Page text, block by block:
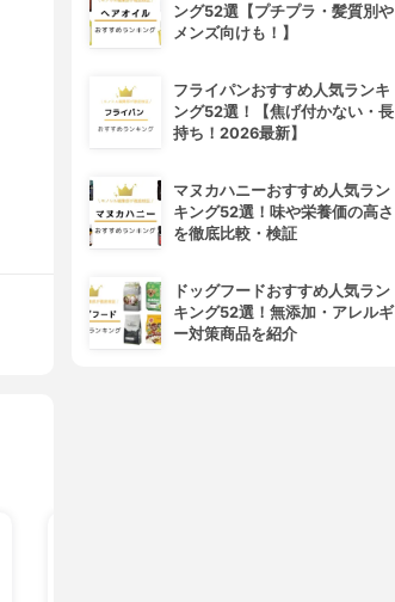
ング52選【プチプラ・髪質別や
メンズ向けも！】
フライパンおすすめ人気ランキ
ング52選！【焦げ付かない・長
持ち！2026最新】
マヌカハニーおすすめ人気ラン
キング52選！味や栄養価の高さ
を徹底比較・検証
ドッグフードおすすめ人気ラン
キング52選！無添加・アレルギ
ー対策商品を紹介